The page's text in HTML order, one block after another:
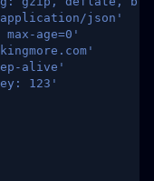
application/json'
age=0'
alive'
123'